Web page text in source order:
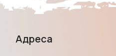
Адреса